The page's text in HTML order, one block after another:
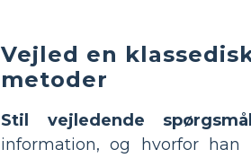
Vejled en
metoder
Stil vejledende spørgsmål
information, og hvorfor